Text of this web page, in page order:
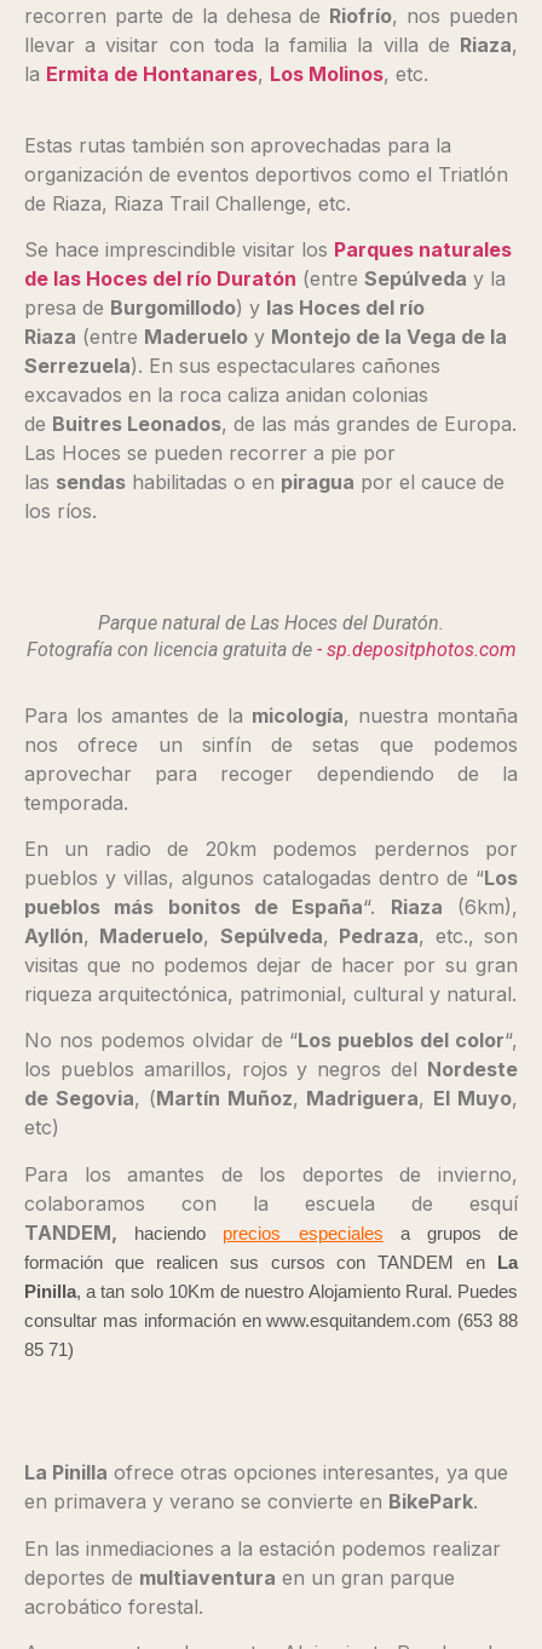
recorren parte de la dehesa de Riofrío, nos pueden
llevar a visitar con toda la familia la villa de Riaza,
la Ermita de Hontanares, Los Molinos, etc.
Estas rutas también son aprovechadas para la
organización de eventos deportivos como el Triatlón
de Riaza, Riaza Trail Challenge, etc.
Se hace imprescindible visitar los Parques naturales
de las Hoces del río Duratón (entre Sepúlveda y la
presa de Burgomillodo) y las Hoces del río
Riaza (entre Maderuelo y Montejo de la Vega de la
Serrezuela). En sus espectaculares cañones
excavados en la roca caliza anidan colonias
de Buitres Leonados, de las más grandes de Europa.
Las Hoces se pueden recorrer a pie por
las sendas habilitadas o en piragua por el cauce de
los ríos.
Parque natural de Las Hoces del Duratón.
Fotografía con licencia gratuita de - sp.depositphotos.com
Para los amantes de la micología, nuestra montaña
nos ofrece un sinfín de setas que podemos
aprovechar para recoger dependiendo de la
temporada.
En un radio de 20km podemos perdernos por
pueblos y villas, algunos catalogadas dentro de “Los
pueblos más bonitos de España“. Riaza (6km),
Ayllón, Maderuelo, Sepúlveda, Pedraza, etc., son
visitas que no podemos dejar de hacer por su gran
riqueza arquitectónica, patrimonial, cultural y natural.
No nos podemos olvidar de “Los pueblos del color“,
los pueblos amarillos, rojos y negros del Nordeste
de Segovia, (Martín Muñoz, Madriguera, El Muyo,
etc)
Para los amantes de los deportes de invierno,
colaboramos con la escuela de esquí
TANDEM,
haciendo precios especiales a grupos de
formación que realicen sus cursos con TANDEM en La
Pinilla, a tan solo 10Km de nuestro Alojamiento Rural. Puedes
consultar mas información en www.esquitandem.com (653 88
85 71)
La Pinilla ofrece otras opciones interesantes, ya que
en primavera y verano se convierte en BikePark.
En las inmediaciones a la estación podemos realizar
deportes de multiaventura en un gran parque
acrobático forestal.